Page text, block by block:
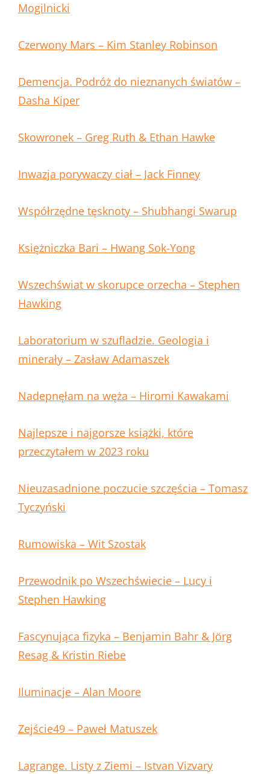
Mogilnicki
Czerwony Mars – Kim Stanley Robinson
Demencja. Podróż do nieznanych światów –
Dasha Kiper
Skowronek – Greg Ruth & Ethan Hawke
Inwazja porywaczy ciał – Jack Finney
Współrzędne tęsknoty – Shubhangi Swarup
Księżniczka Bari – Hwang Sok-Yong
Wszechświat w skorupce orzecha – Stephen
Hawking
Laboratorium w szufladzie. Geologia i
minerały – Zasław Adamaszek
Nadepnęłam na węża – Hiromi Kawakami
Najlepsze i najgorsze książki, które
przeczytałem w 2023 roku
Nieuzasadnione poczucie szczęścia – Tomasz
Tyczyński
Rumowiska – Wit Szostak
Przewodnik po Wszechświecie – Lucy i
Stephen Hawking
Fascynująca fizyka – Benjamin Bahr & Jörg
Resag & Kristin Riebe
Iluminacje – Alan Moore
Zejście49 – Paweł Matuszek
Lagrange. Listy z Ziemi – Istvan Vizvary